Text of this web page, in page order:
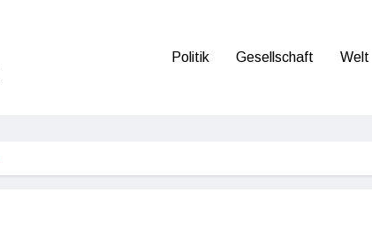
Politik Gesellschaft Welt